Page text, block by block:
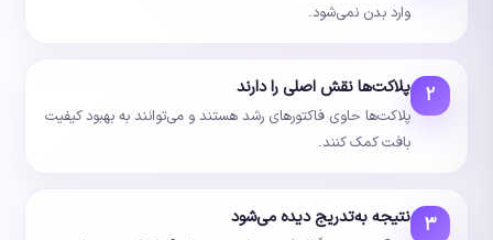
وارد بدن نمی‌شود.
۲ پلاکت‌ها نقش اصلی را دارند
پلاکت‌ها حاوی فاکتورهای رشد هستند و می‌توانند به بهبود کیفیت
بافت کمک کنند.
۳ نتیجه به‌تدریج دیده می‌شود